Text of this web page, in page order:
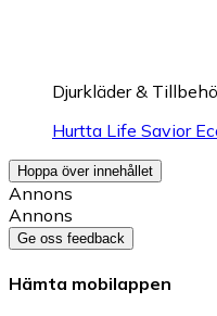
Djurkläder &
Hurtta Life Savior
Hoppa över innehållet
Annons
Annons
Ge oss feedback
Hämta mobilappen